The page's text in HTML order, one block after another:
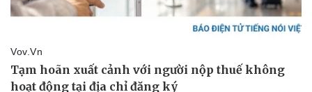
Doanh nghiệp
Doanh nhân
Vì cộng đồng
Công nghệ
Sành điệu
Chuyển đổi số